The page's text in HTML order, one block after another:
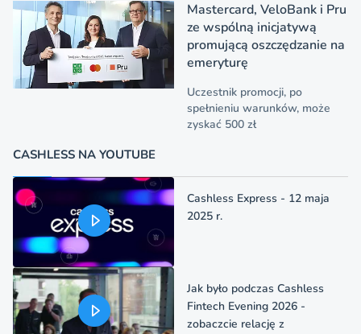
Mastercard, VeloBank i Pru
ze wspólną inicjatywą
promującą oszczędzanie na
emeryturę
Uczestnik promocji, po
spełnieniu warunków, może
zyskać 500 zł
CASHLESS NA YOUTUBE
Cashless Express - 12 maja
2025 r.
Jak było podczas Cashless
Fintech Evening 2026 -
zobaczcie relację z